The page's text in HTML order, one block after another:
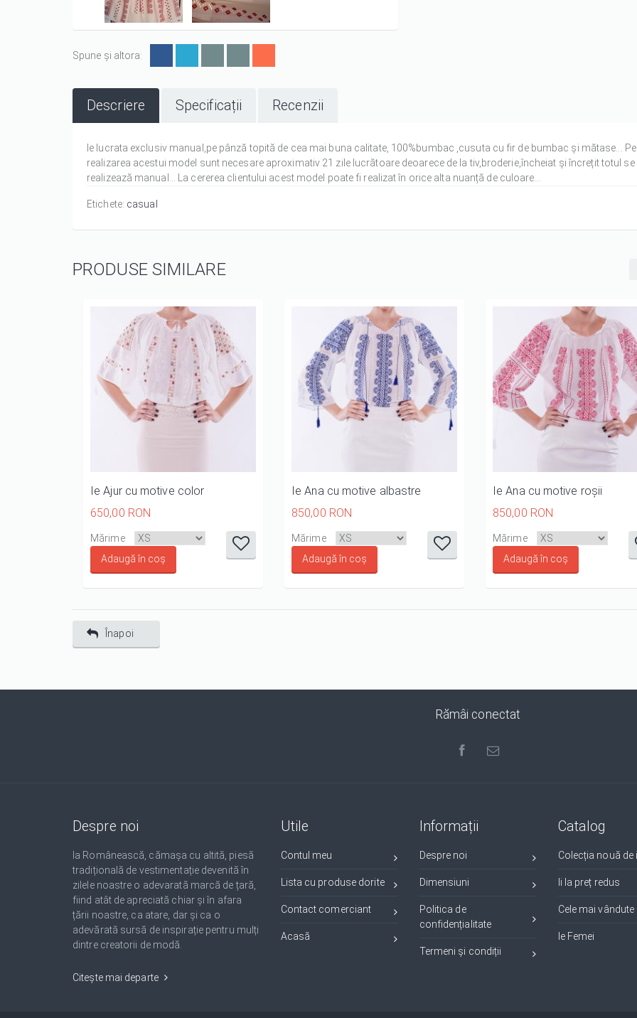
Spune și altora:
Descriere Specificații Recenzii
Ie lucrata exclusiv manual,pe pânză topită de cea mai buna calitate, 100%bumbac ,cusuta cu fir de bumbac și mătase...
realizarea acestui model sunt necesare aproximativ 21 zile lucrătoare deoarece de la tiv,broderie,încheiat și încrețit totul se
realizează manual... La cererea clientului acest model poate fi realizat în orice alta nuanță de culoare...
Etichete: casual
PRODUSE SIMILARE
Ie Ajur cu motive color
650,00 RON
it
1/5
3/5
it
4/5
it
5/5
Mărime
Ie Ana cu motive albastre
850,00 RON
it
1/5
3/5
it
4/5
it
5/5
Mărime
Ie Ana cu motive roșii
850,00 RON
it
1/5
3/
Mărime
Înapoi
Rămâi conectat
Despre noi
Ia Românească, cămașa cu altită, piesă
tradițională de vestimentație devenită în
zilele noastre o adevarată marcă de țară,
fiind atât de apreciată chiar și în afara
țării noastre, ca atare, dar și ca o
adevărată sursă de inspirație pentru mulți
dintre creatorii de modă.
Citește mai departe
Utile
Contul meu
Lista cu produse dorite
Contact comerciant
Acasă
Informații
Despre noi
Dimensiuni
Politica de
confidențialitate
Termeni și condiții
Catalog
Colecția nouă de
Ii la preț redus
Cele mai vândute
Ie Femei